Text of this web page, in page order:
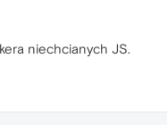
niechcianych JS.